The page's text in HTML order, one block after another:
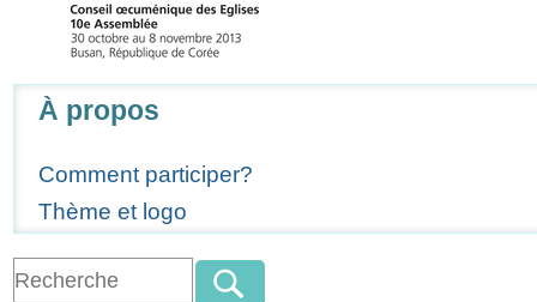
Navigation
À propos
Comment participer?
Thème et logo